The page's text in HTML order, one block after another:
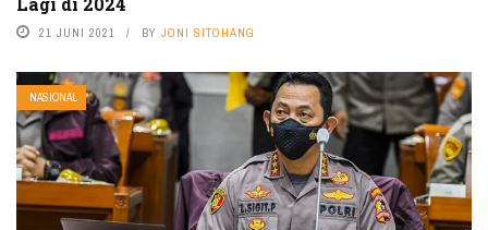
21 JUNI 2021 BY JONI SITOHANG
NASIONAL